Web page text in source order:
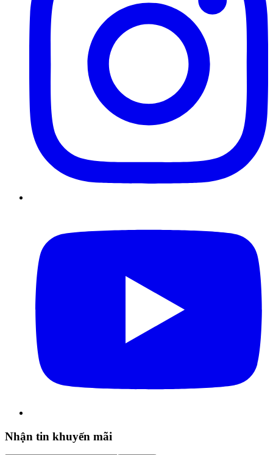
Nhận tin khuyến mãi